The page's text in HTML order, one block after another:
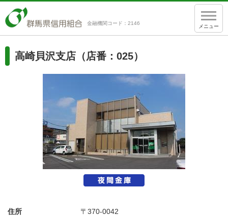
金融機関コード：2146
メニュー
高崎貝沢支店（店番：025）
住所
〒370-0042